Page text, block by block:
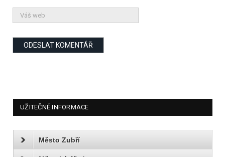
UŽITEČNÉ INFORMACE
Město Zubří